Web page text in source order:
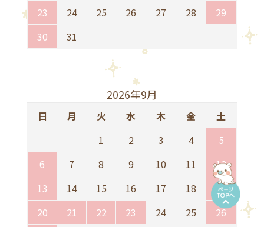
23
24 25 26 27 28
29
30
31
2026年9月
日 月 火 水 木 金
土
1
2 3 4
5
6
7 8 9 10 11
12
13
14 15 16 17 18
19
20
21 22 23 24 25 26